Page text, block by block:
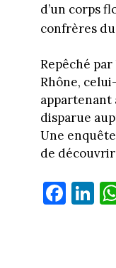
d’un corps
confrères du
Repêché
Rhône,
appartenant
disparue
Une
de découvrir
Fa
ce
Li
nk